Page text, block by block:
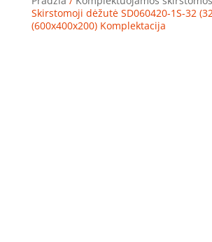
Skirstomoji dėžutė SD060420-1S-32
(600x400x200) Komplektacija